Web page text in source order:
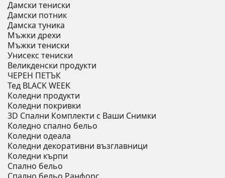
Дамски тениски
Дамски потник
Дамска туника
Мъжки дрехи
Мъжки тениски
Унисекс тениски
Великденски продукти
ЧЕРЕН ПЕТЪК
Тед BLACK WEEK
Коледни продукти
Коледни покривки
3D Спални Комплекти с Ваши Снимки
Коледно спално бельо
Коледни одеала
Коледни декоративни възглавници
Коледни кърпи
Спално бельо